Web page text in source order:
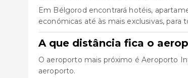
Em Bélgorod encontrará hotéis,
económicas até às mais exclusivas, para
A que distância fica o
O aeroporto mais próximo é Aeroporto
aeroporto.